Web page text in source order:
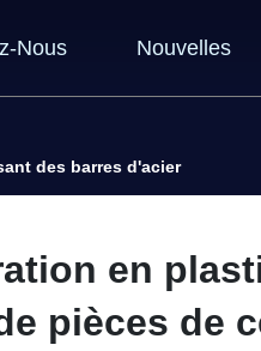
Nous Nouvelles
des barres d'acier
en
pièces de